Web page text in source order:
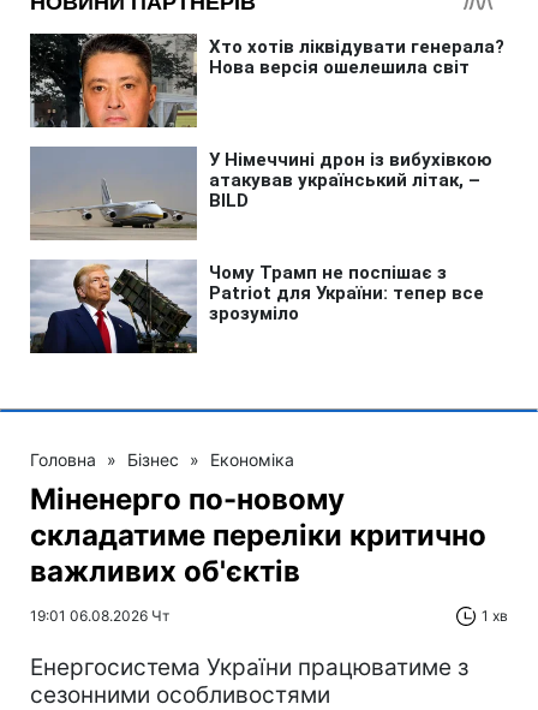
Головна » Бізнес » Економіка
Міненерго по-новому
складатиме переліки критично
важливих об'єктів
19:01 06.08.2026 Чт 1 хв
Енергосистема України працюватиме з
сезонними особливостями